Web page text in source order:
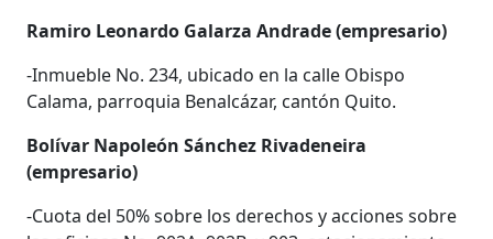
Ramiro Leonardo Galarza Andrade (empresario)
-Inmueble No. 234, ubicado en la calle Obispo
Calama, parroquia Benalcázar, cantón Quito.
Bolívar Napoleón Sánchez Rivadeneira
(empresario)
-Cuota del 50% sobre los derechos y acciones sobre